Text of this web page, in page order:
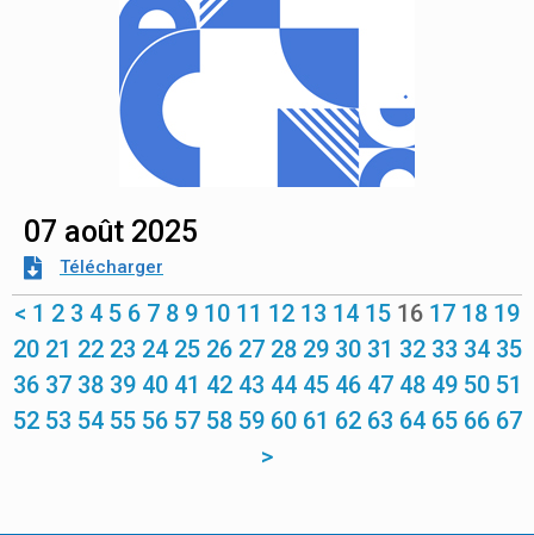
07 août 2025
Télécharger
< 1 2 3 4 5 6 7 8 9 10 11 12 13 14 15 16 17 18 19
20 21 22 23 24 25 26 27 28 29 30 31 32 33 34 35
36 37 38 39 40 41 42 43 44 45 46 47 48 49 50 51
52 53 54 55 56 57 58 59 60 61 62 63 64 65 66 67
>